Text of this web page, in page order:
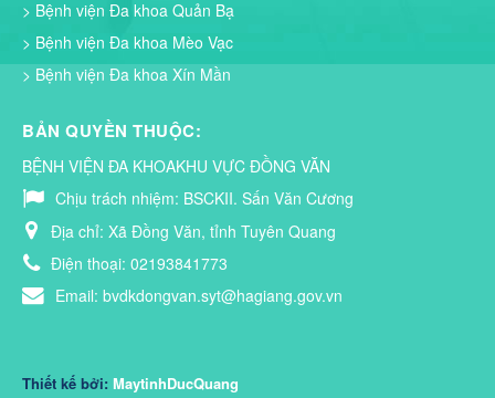
> Bệnh viện Đa khoa Quản Bạ
> Bệnh viện Đa khoa Mèo Vạc
> Bệnh viện Đa khoa Xín Mần
BẢN QUYỀN THUỘC:
BỆNH VIỆN ĐA KHOAKHU VỰC ĐỒNG VĂN
Chịu trách nhiệm: BSCKII. Sấn Văn Cương
Địa chỉ: Xã Đồng Văn, tỉnh Tuyên Quang
Điện thoại: 02193841773
Email: bvdkdongvan.syt@hagiang.gov.vn
Thiết kế bởi: MaytinhDucQuang